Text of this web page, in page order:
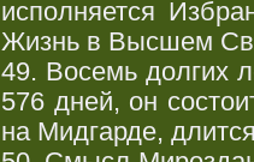
исполняется
Жизнь в Высшем
49. Восемь долгих
576 дней, он
на Мидгарде,